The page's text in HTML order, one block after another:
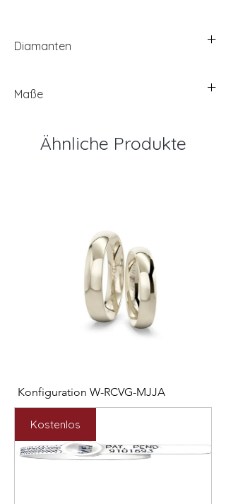
Diamanten
Maße
Ähnliche Produkte
Konfiguration W-RCVG-MJJA
Preis
2.531,00 €
Preis
Kostenlos